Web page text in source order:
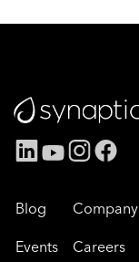
Blog
Events
Company
Careers